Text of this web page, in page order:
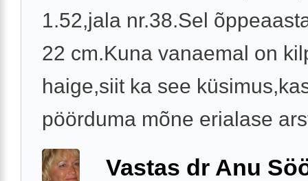
1.52,jala nr.38.Sel
22 cm.Kuna vanaemal on
haige,siit ka see
pöörduma mõne erialase
Vastas dr Anu